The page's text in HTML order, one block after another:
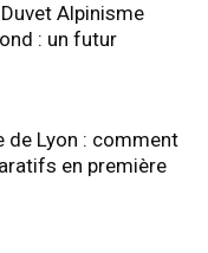
Alpinisme
: un futur
de Lyon : comment
en pre⁠mière